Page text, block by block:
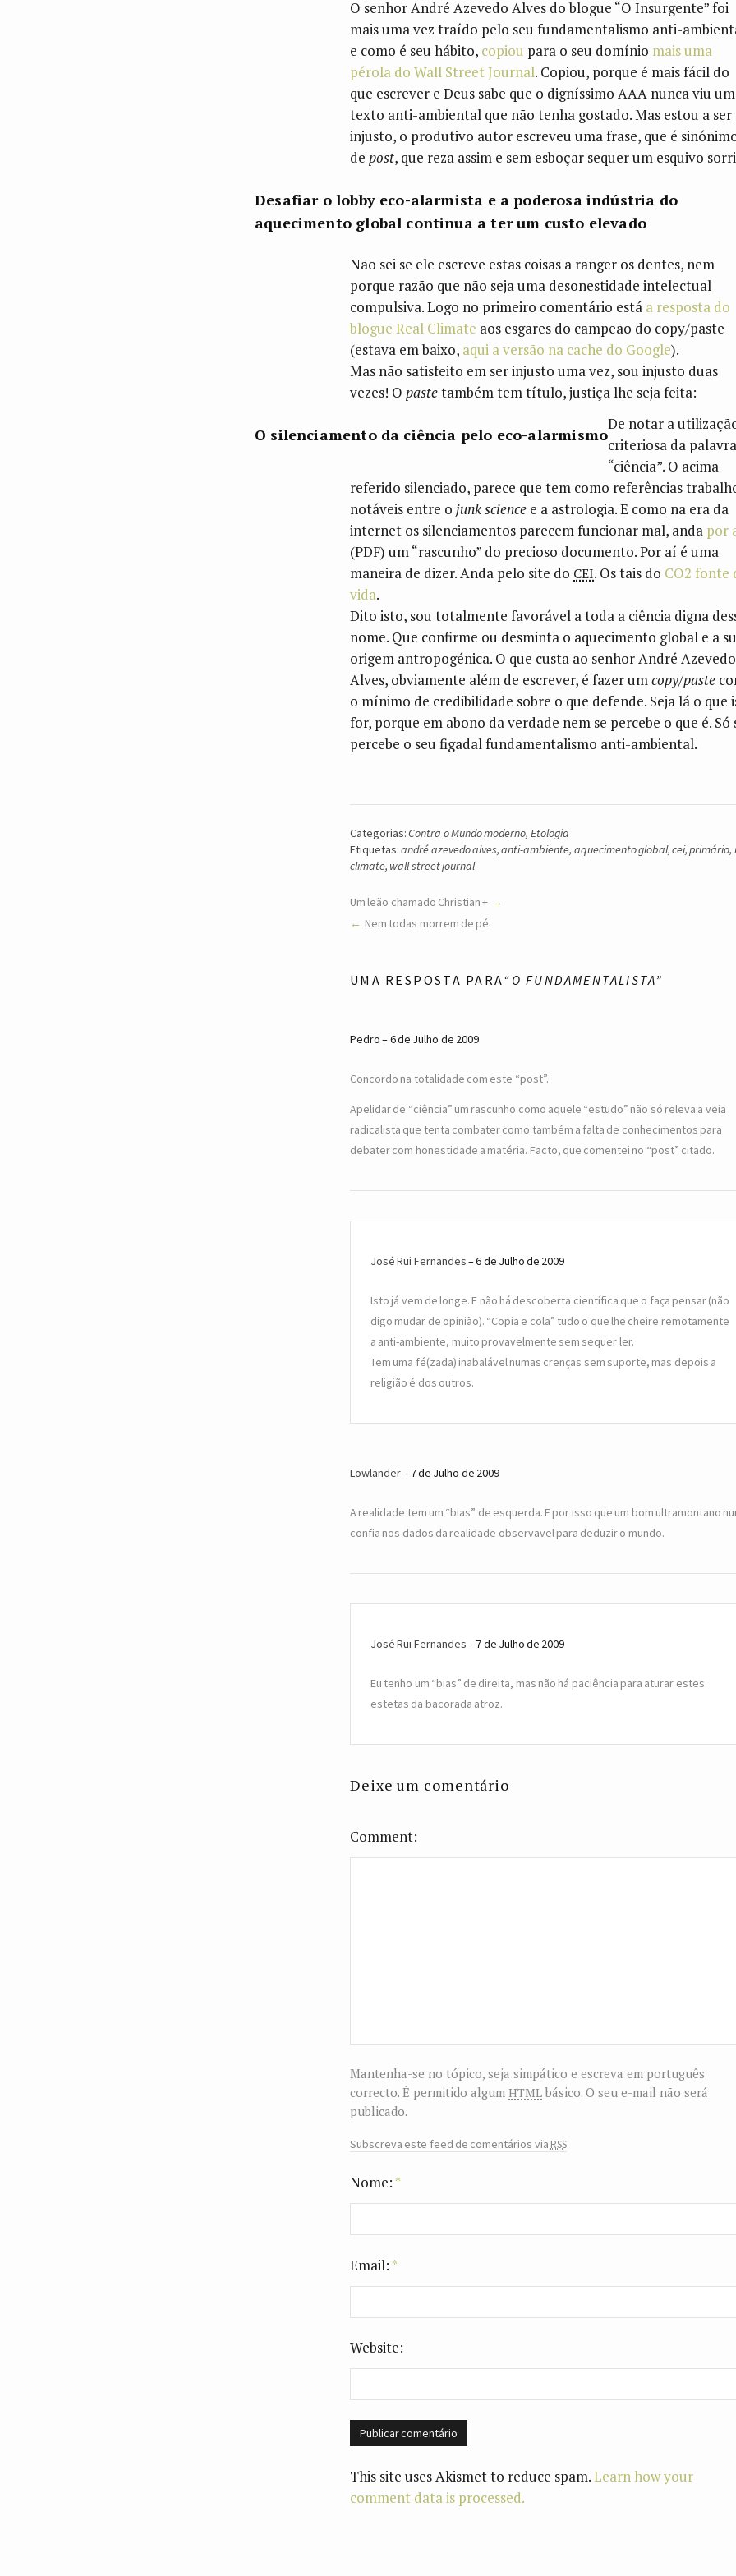
O senhor André Azevedo Alves do blogue “O Insurgente” foi
mais uma vez traído pelo seu fundamentalismo anti-
e como é seu hábito, copiou para o seu domínio mais uma
pérola do Wall Street Journal. Copiou, porque é mais fácil do
que escrever e Deus sabe que o digníssimo AAA nunca viu um
texto anti-ambiental que não tenha gostado. Mas estou a ser
injusto, o produtivo autor escreveu uma frase, que é
de post, que reza assim e sem esboçar sequer um esquivo
Desafiar o lobby eco-alarmista e a poderosa indústria do
aquecimento global continua a ter um custo elevado
Não sei se ele escreve estas coisas a ranger os dentes, nem
porque razão que não seja uma desonestidade intelectual
compulsiva. Logo no primeiro comentário está a resposta do
blogue Real Climate aos esgares do campeão do copy/paste
(estava em baixo, aqui a versão na cache do Google).
Mas não satisfeito em ser injusto uma vez, sou injusto duas
vezes! O pastetambém tem título, justiça lhe seja feita:
O silenciamento da ciência pelo eco-alarmismo
De notar a
criteriosa da
“ciência”. O acima
referido silenciado, parece que tem como referências
notáveis entre o junk science e a astrologia. E como na era da
internet os silenciamentos parecem funcionar mal, anda por
(PDF) um “rascunho” do precioso documento. Por aí é uma
maneira de dizer. Anda pelo site do cei. Os tais do CO2 fonte
vida.
Dito isto, sou totalmente favorável a toda a ciência digna
nome. Que confirme ou desminta o aquecimento global e a
origem antropogénica. O que custa ao senhor André Azevedo
Alves, obviamente além de escrever, é fazer umcopy/paste
o mínimo de credibilidade sobre o que defende. Seja lá o que
for, porque em abono da verdade nem se percebe o que é. Só
percebe o seu figadal fundamentalismo anti-ambiental.
Categorias:Contra o Mundo moderno, Etologia
Etiquetas:andré azevedo alves,anti-ambiente, aquecimento global,cei,primário,
climate, wall street journal
Um leão chamado Christian +
Nem todas morrem de pé
UMA RESPOSTA PARA“O FUNDAMENTALISTA”
Pedro 6 de Julho de 2009
Concordo na totalidade com este “post”.
Apelidar de “ciência” um rascunho como aquele “estudo” não só releva a veia
radicalista que tenta combater como também a falta de conhecimentos para
debater com honestidade a matéria. Facto, que comentei no “post” citado.
José Rui Fernandes 6 de Julho de 2009
Isto já vem de longe. E não há descoberta científica que o faça pensar (não
digo mudar de opinião). “Copia e cola” tudo o que lhe cheire remotamente
a anti-ambiente, muito provavelmente sem sequer ler.
Tem uma fé(zada) inabalável numas crenças sem suporte, mas depois a
religião é dos outros.
Lowlander 7 de Julho de 2009
A realidade tem um “bias” de esquerda. E por isso que um bom ultramontano
confia nos dados da realidade observavel para deduzir o mundo.
José Rui Fernandes 7 de Julho de 2009
Eu tenho um “bias” de direita, mas não há paciência para aturar estes
estetas da bacorada atroz.
Deixe um comentário
Comment
Mantenha-se no tópico, seja simpático e escreva em português
correcto. É permitido algum htmlbásico. O seu e-mail não será
publicado.
Subscreva este feed de comentários via rss
Nome:*
Email:*
Website:
This site uses Akismet to reduce spam.Learn how your
comment data is processed.